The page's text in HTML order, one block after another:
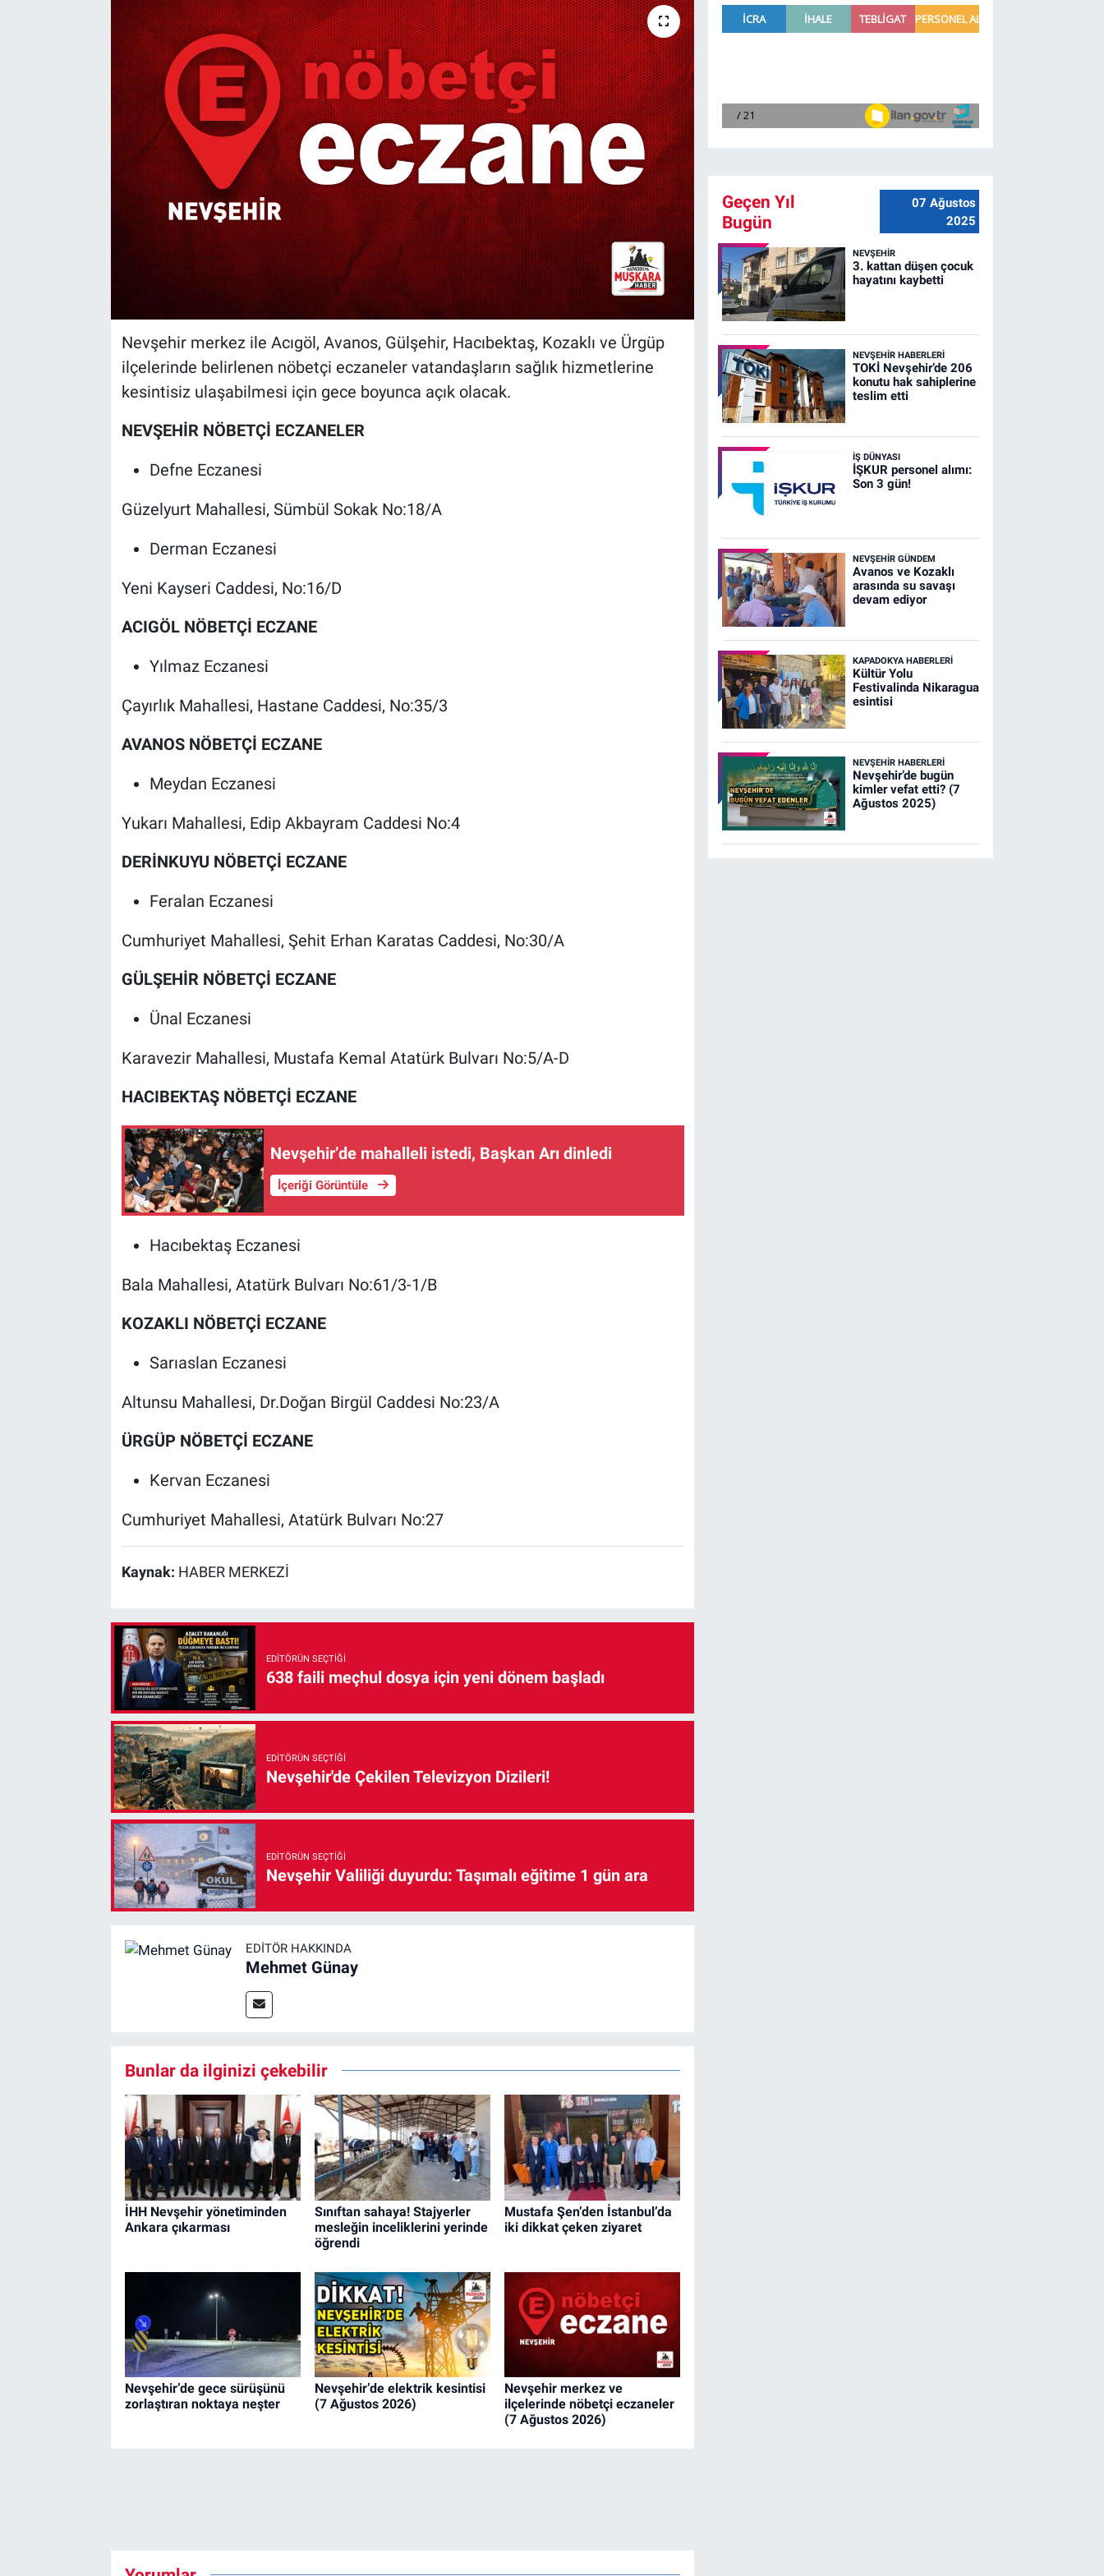
Nevşehir merkez ile Acıgöl, Avanos, Gülşehir, Hacıbektaş, Kozaklı ve Ürgüp
ilçelerinde belirlenen nöbetçi eczaneler vatandaşların sağlık hizmetlerine
kesintisiz ulaşabilmesi için gece boyunca açık olacak.
NEVŞEHİR NÖBETÇİ ECZANELER
Defne Eczanesi
Güzelyurt Mahallesi, Sümbül Sokak No:18/A
Derman Eczanesi
Yeni Kayseri Caddesi, No:16/D
ACIGÖL NÖBETÇİ ECZANE
Yılmaz Eczanesi
Çayırlık Mahallesi, Hastane Caddesi, No:35/3
AVANOS NÖBETÇİ ECZANE
Meydan Eczanesi
Yukarı Mahallesi, Edip Akbayram Caddesi No:4
DERİNKUYU NÖBETÇİ ECZANE
Feralan Eczanesi
Cumhuriyet Mahallesi, Şehit Erhan Karatas Caddesi, No:30/A
GÜLŞEHİR NÖBETÇİ ECZANE
Ünal Eczanesi
Karavezir Mahallesi, Mustafa Kemal Atatürk Bulvarı No:5/A-D
HACIBEKTAŞ NÖBETÇİ ECZANE
Nevşehir’de mahalleli istedi, Başkan Arı dinledi
İçeriği Görüntüle
Hacıbektaş Eczanesi
Bala Mahallesi, Atatürk Bulvarı No:61/3-1/B
KOZAKLI NÖBETÇİ ECZANE
Sarıaslan Eczanesi
Altunsu Mahallesi, Dr.Doğan Birgül Caddesi No:23/A
ÜRGÜP NÖBETÇİ ECZANE
Kervan Eczanesi
Cumhuriyet Mahallesi, Atatürk Bulvarı No:27
Kaynak: HABER MERKEZİ
EDITÖRÜN SEÇTIĞI
638 faili meçhul dosya için yeni dönem başladı
EDITÖRÜN SEÇTIĞI
Nevşehir'de Çekilen Televizyon Dizileri!
EDITÖRÜN SEÇTIĞI
Nevşehir Valiliği duyurdu: Taşımalı eğitime 1 gün ara
EDITÖR HAKKINDA
Mehmet Günay
Bunlar da ilginizi çekebilir
İHH Nevşehir yönetiminden
Ankara çıkarması
Sınıftan sahaya! Stajyerler
mesleğin inceliklerini yerinde
öğrendi
Mustafa Şen’den İstanbul’da
iki dikkat çeken ziyaret
Nevşehir’de gece sürüşünü
zorlaştıran noktaya neşter
Nevşehir’de elektrik kesintisi
(7 Ağustos 2026)
Nevşehir merkez ve
ilçelerinde nöbetçi eczaneler
(7 Ağustos 2026)
Geçen Yıl
Bugün
07 Ağustos
2025
NEVŞEHIR
3. kattan düşen çocuk
hayatını kaybetti
NEVŞEHIR HABERLERI
TOKİ Nevşehir’de 206
konutu hak sahiplerine
teslim etti
İŞ DÜNYASI
İŞKUR personel alımı:
Son 3 gün!
NEVŞEHIR GÜNDEM
Avanos ve Kozaklı
arasında su savaşı
devam ediyor
KAPADOKYA HABERLERI
Kültür Yolu
Festivalinda Nikaragua
esintisi
NEVŞEHIR HABERLERI
Nevşehir’de bugün
kimler vefat etti? (7
Ağustos 2025)
VEFATLAR